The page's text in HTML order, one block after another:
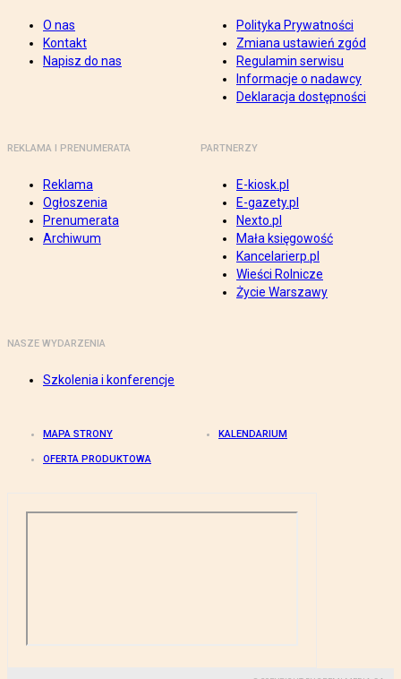
O nas
Kontakt
Napisz do nas
Polityka Prywatności
Zmiana ustawień zgód
Regulamin serwisu
Informacje o nadawcy
Deklaracja dostępności
REKLAMA I PRENUMERATA
Reklama
Ogłoszenia
Prenumerata
Archiwum
PARTNERZY
E-kiosk.pl
E-gazety.pl
Nexto.pl
Mała księgowość
Kancelarierp.pl
Wieści Rolnicze
Życie Warszawy
NASZE WYDARZENIA
Szkolenia i konferencje
MAPA STRONY KALENDARIUM
OFERTA PRODUKTOWA